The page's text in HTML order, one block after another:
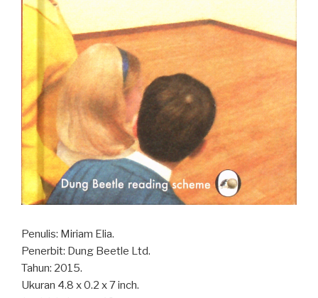
Penulis: Miriam Elia.
Penerbit: Dung Beetle Ltd.
Tahun: 2015.
Ukuran 4.8 x 0.2 x 7 inch.